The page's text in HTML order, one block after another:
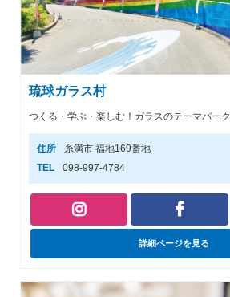
琉球ガラス村
つくる・学ぶ・楽しむ！ガラスのテーマパーク
住所
糸満市 福地169番地
TEL
098-997-4784
詳細ページを見る